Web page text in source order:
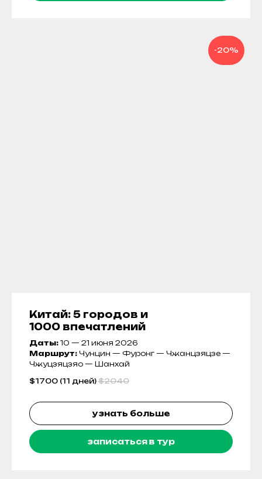
-20%
Китай: 5 городов и
1000 впечатлений
Даты: 10 — 21 июня 2026
Маршрут: Чунцин — Фуронг — Чжанцзяцзе —
Чжуцзяцзяо — Шанхай
$1700 (11 дней) $2040
узнать больше
записаться в тур